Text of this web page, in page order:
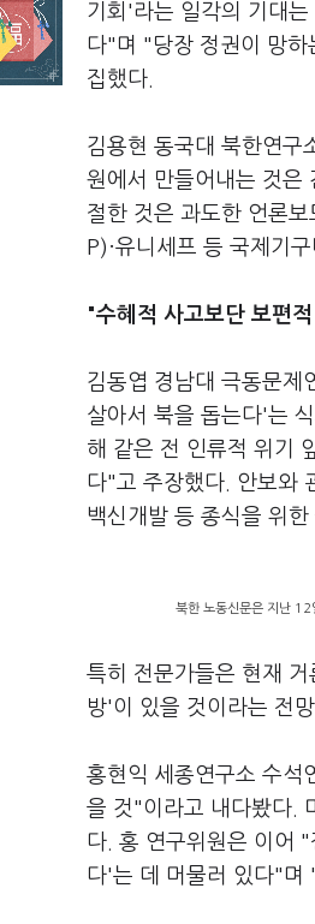
기회'라는 일각의 기대
다"며 "당장 정권이 망하
집했다.
김용현 동국대 북한연구
원에서 만들어내는 것은
절한 것은 과도한 언론
P)·유니세프 등 국제기
"수혜적 사고보단 보편
김동엽 경남대 극동문제
살아서 북을 돕는다'는
해 같은 전 인류적 위기
다"고 주장했다. 안보와
백신개발 등 종식을 위
북한 노동신문은 지난 12
특히 전문가들은 현재
방'이 있을 것이라는 전
홍현익 세종연구소 수석
을 것"이라고 내다봤다.
다. 홍 연구위원은 이어
다'는 데 머물러 있다"며